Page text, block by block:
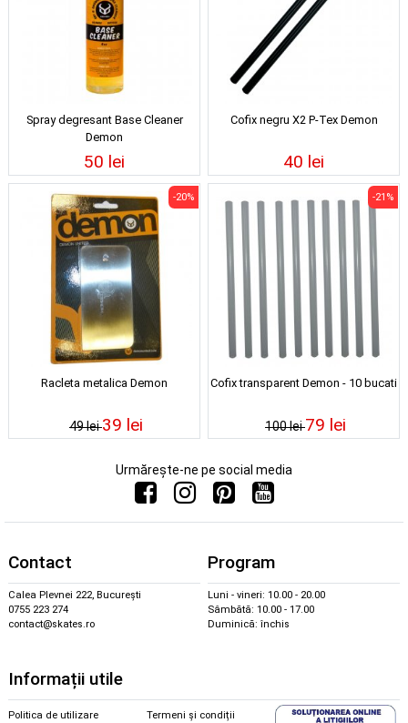
Spray degresant Base Cleaner
Demon
50 lei
Cofix negru X2 P-Tex Demon
40 lei
Racleta metalica Demon
49 lei
-20%
39 lei
Cofix transparent Demon - 10 bucati
100 lei
-21%
79 lei
Urmărește-ne pe social media
Contact
Calea Plevnei 222, București
0755 223 274
contact@skates.ro
Program
Luni - vineri: 10.00 - 20.00
Sâmbătă: 10.00 - 17.00
Duminică: închis
Informații utile
Politica de utilizare
Termeni și condiții